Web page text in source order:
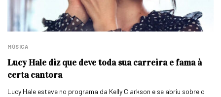
MÚSICA
Lucy Hale diz que deve toda sua carreira e fama à
certa cantora
Lucy Hale esteve no programa da Kelly Clarkson e se abriu sobre o